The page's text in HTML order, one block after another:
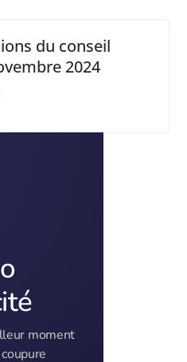
du conseil
2024